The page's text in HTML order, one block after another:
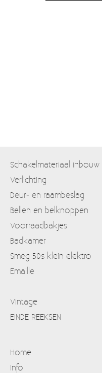
Schakelmateriaal inbouw
Verlichting
Deur- en raambeslag
Bellen en belknoppen
Voorraadbakjes
Badkamer
Smeg 50s klein elektro
Emaille
Vintage
EINDE REEKSEN
Home
Info